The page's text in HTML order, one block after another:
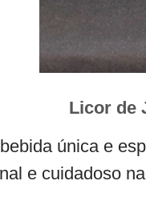
Licor de
única e
e cuidadoso